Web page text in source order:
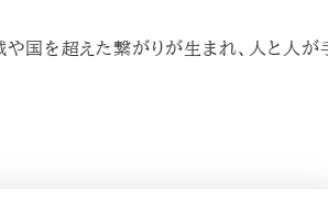
や国を超えた繋がりが生まれ、人と人が